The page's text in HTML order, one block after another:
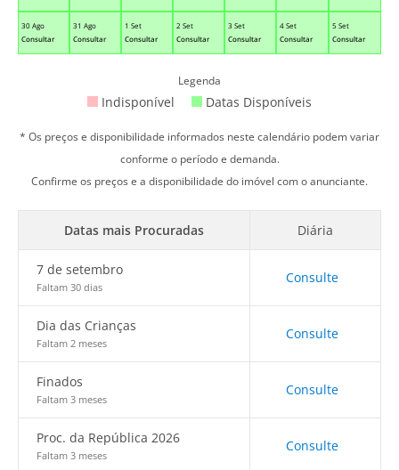
30 Ago
Consultar
31 Ago
Consultar
1 Set
Consultar
2 Set
Consultar
3 Set
Consultar
4 Set
Consultar
5 Set
Consultar
Legenda
Indisponível Datas Disponíveis
* Os preços e disponibilidade informados neste calendário podem variar
conforme o período e demanda.
Confirme os preços e a disponibilidade do imóvel com o anunciante.
Datas mais Procuradas Diária
7 de setembro
Faltam 30 dias
Consulte
Dia das Crianças
Faltam 2 meses
Consulte
Finados
Faltam 3 meses
Consulte
Proc. da República 2026
Faltam 3 meses
Consulte